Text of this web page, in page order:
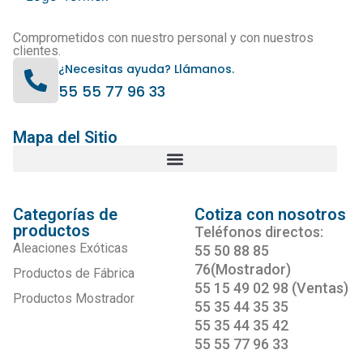
Comprometidos con nuestro personal y con nuestros
clientes.
¿Necesitas ayuda? Llámanos.
55 55 77 96 33
Mapa del Sitio
Categorías de
productos
Aleaciones Exóticas
Productos de Fábrica
Productos Mostrador
Cotiza con nosotros
Teléfonos directos:
55 50 88 85
76(Mostrador)
55 15 49 02 98 (Ventas)
55 35 44 35 35
55 35 44 35 42
55 55 77 96 33